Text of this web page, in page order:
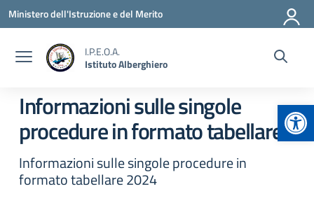
Vai ai contenuti
Vai al menu di navigazione
Vai al footer
Ministero dell'Istruzione e del Merito
I.P.E.O.A.
Istituto Alberghiero
Informazioni sulle singole
procedure in formato tabellare
Informazioni sulle singole procedure in
formato tabellare 2024